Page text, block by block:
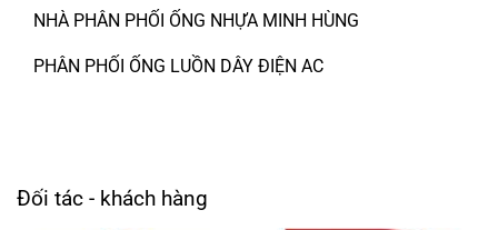
NHÀ PHÂN PHỐI ỐNG NHỰA MINH HÙNG
PHÂN PHỐI ỐNG LUỒN DÂY ĐIỆN AC
Đối tác - khách hàng